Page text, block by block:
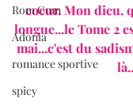
Rom Com
Adonia
romance sportive
spicy
coeur. Mon dieu,
longue...le Tome 2
mai...c'est du